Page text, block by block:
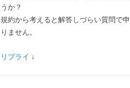
うか？
規約から考えると解答しづらい質問で
りません。
リプライ ↓